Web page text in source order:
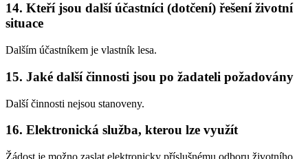
14. Kteří jsou další účastníci (dotčení) řešení životní
situace
Dalším účastníkem je vlastník lesa.
15. Jaké další činnosti jsou po žadateli požadovány
Další činnosti nejsou stanoveny.
16. Elektronická služba, kterou lze využít
Žádost je možno zaslat elektronicky příslušnému odboru životního